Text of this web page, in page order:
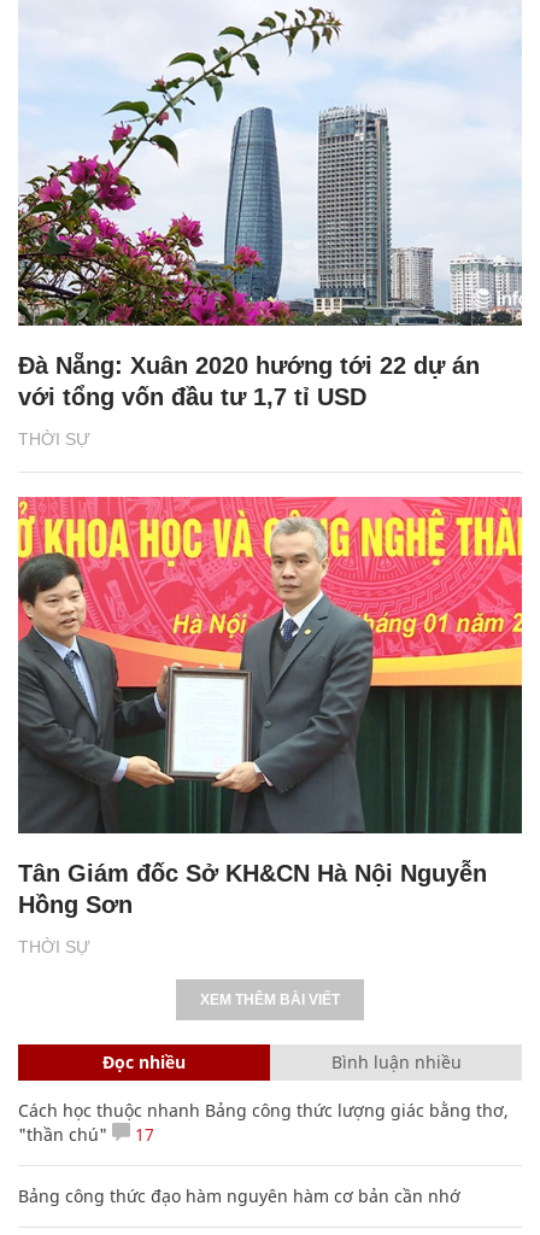
THỜI SỰ
Đà Nẵng: Xuân 2020 hướng tới 22 dự án
với tổng vốn đầu tư 1,7 tỉ USD
THỜI SỰ
Tân Giám đốc Sở KH&CN Hà Nội Nguyễn
Hồng Sơn
XEM THÊM BÀI VIẾT
Đọc nhiều Bình luận nhiều
Cách học thuộc nhanh Bảng công thức lượng giác bằng thơ,
"thần chú"
17
Bảng công thức đạo hàm nguyên hàm cơ bản cần nhớ